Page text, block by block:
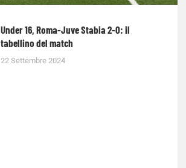
Under 16, Roma-Juve Stabia 2-0: il
tabellino del match
22 Settembre 2024